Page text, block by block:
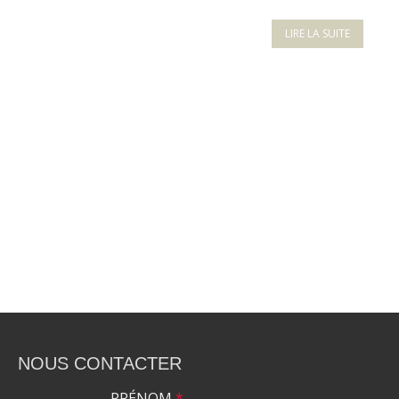
LIRE LA SUITE
NOUS CONTACTER